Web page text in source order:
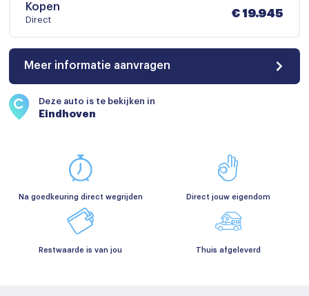
Kopen
Direct
€ 19.945
Meer informatie aanvragen
Deze auto is te bekijken in
Eindhoven
Na goedkeuring direct wegrijden Direct jouw eigendom
Restwaarde is van jou Thuis afgeleverd